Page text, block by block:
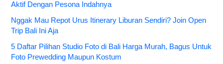
Aktif Dengan Pesona Indahnya
Nggak Mau Repot Urus Itinerary Liburan Sendiri? Join Open
Trip Bali Ini Aja
5 Daftar Pilihan Studio Foto di Bali Harga Murah, Bagus Untuk
Foto Prewedding Maupun Kostum